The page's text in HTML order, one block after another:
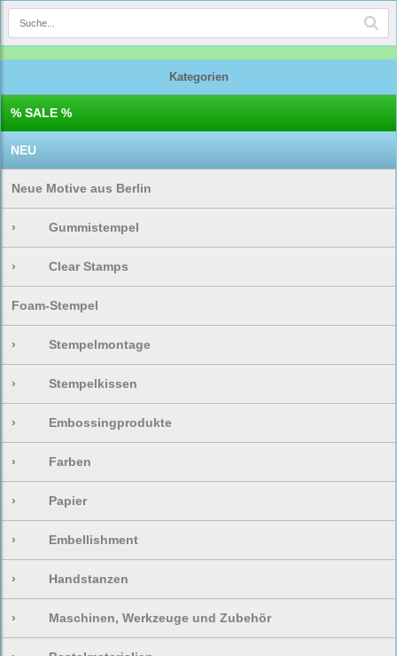
Kategorien
% SALE %
NEU
Neue Motive aus Berlin
› Gummistempel
› Clear Stamps
Foam-Stempel
› Stempelmontage
› Stempelkissen
› Embossingprodukte
› Farben
› Papier
› Embellishment
› Handstanzen
› Maschinen, Werkzeuge und Zubehör